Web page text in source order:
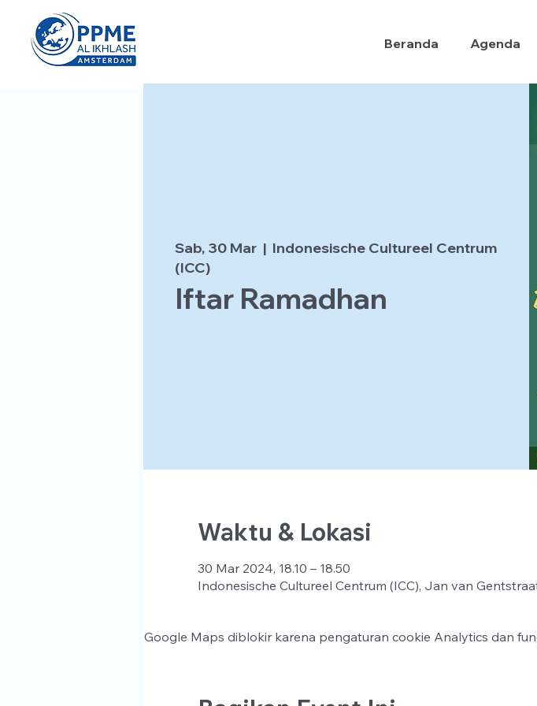
Beranda Agenda
Sab, 30 Mar
  |
Indonesische Cultureel Centrum
(ICC)
Iftar Ramadhan
Waktu & Lokasi
30 Mar 2024, 18.10 – 18.50
Indonesische Cultureel Centrum (ICC), Jan van
Google Maps diblokir karena pengaturan cookie Analytics dan